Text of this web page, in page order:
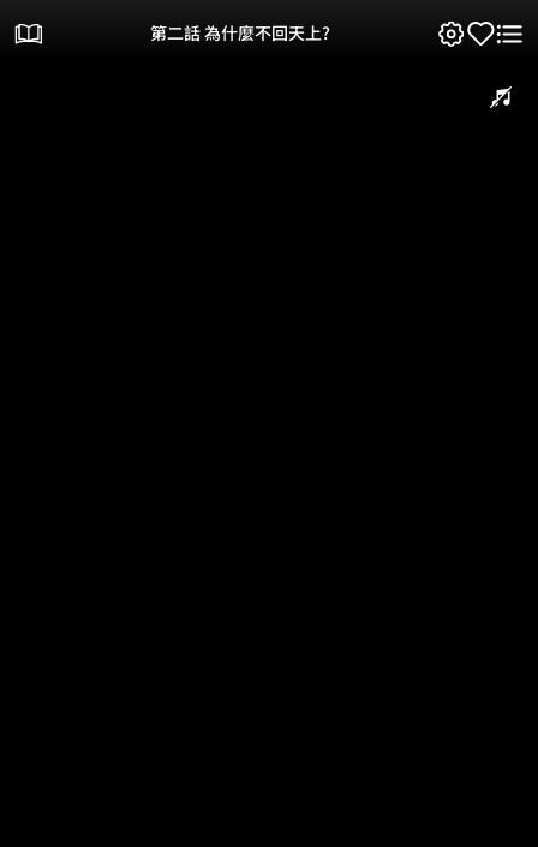
第二話 為什麼不回天上?